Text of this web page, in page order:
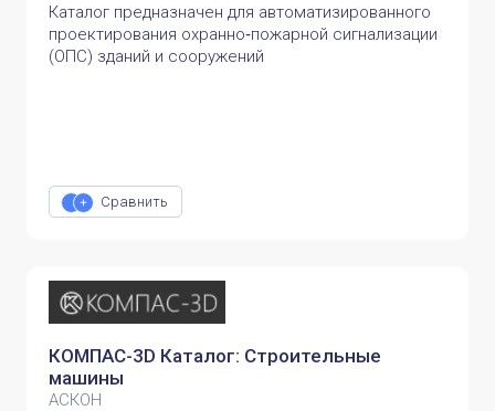
Каталог предназначен для автоматизированного
проектирования охранно‑пожарной сигнализации
(ОПС) зданий и сооружений
Сравнить
КОМПАС-3D Каталог: Строительные
машины
АСКОН